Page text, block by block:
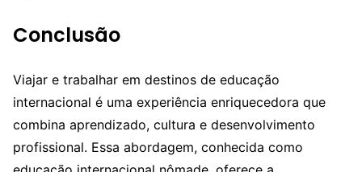
Conclusão
Viajar e trabalhar em destinos de educação
internacional é uma experiência enriquecedora que
combina aprendizado, cultura e desenvolvimento
profissional. Essa abordagem, conhecida como